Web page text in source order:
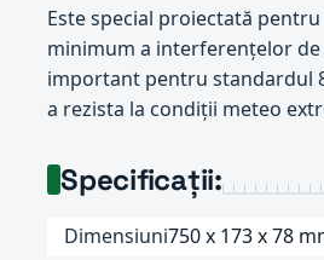
Este special proiectată
minimum a interferențelor
important pentru standardul
a rezista la condiții meteo
Specificații:
Dimensiuni750 x 173 x 78